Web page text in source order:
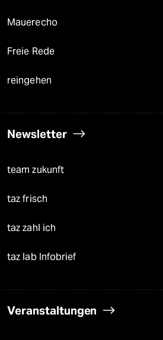
Mauerecho
Freie Rede
reingehen
Newsletter
team zukunft
taz frisch
taz zahl ich
taz lab Infobrief
Veranstaltungen